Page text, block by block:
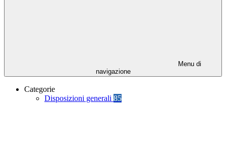
Menu di
navigazione
Categorie
Disposizioni generali 85